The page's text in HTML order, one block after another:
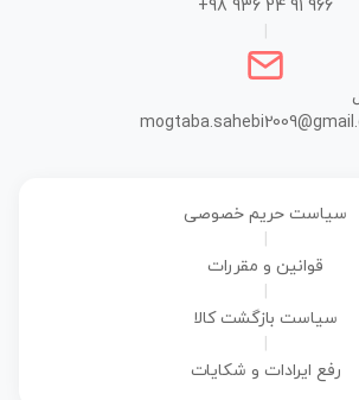
+98 936 24 91 966
سیاست حریم خصوصی
قوانین و مقررات
سیاست بازگشت کالا
رفع ایرادات و شکایات